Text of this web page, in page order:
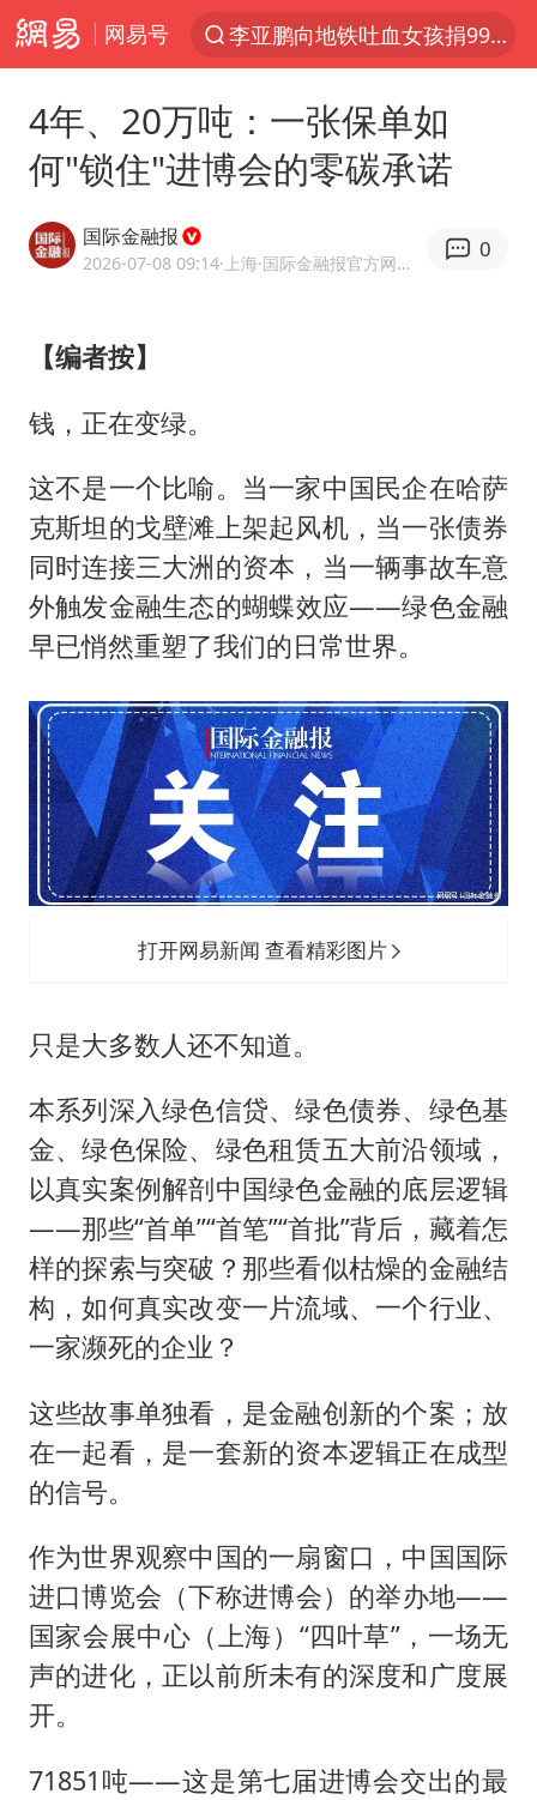
网易号
李亚鹏向地铁吐血女孩捐99999元
普京宣布多项人事调整
美股收盘：道指再创历史新高
“老头乐”悬挂“蒙H好几个8”上路
被错换37年女子起诉医院：本不需辍学
河南：领导干部要带头休假
中方公布5项对美反制措施
13岁少年白天写作业晚上夜市炒粉
四预警齐发！双台风影响多个海域
华为新款折叠屏电脑24999元起
坚持党全面领导和党中央集中统一领导
4年、20万吨：一张保单如
何"锁住"进博会的零碳承诺
国际金融报
2026-07-08 09:14·上海 ·国际金融报官方网易号
0
【编者按】
钱，正在变绿。
这不是一个比喻。当一家中国民企在哈萨
克斯坦的戈壁滩上架起风机，当一张债券
同时连接三大洲的资本，当一辆事故车意
外触发金融生态的蝴蝶效应——绿色金融
早已悄然重塑了我们的日常世界。
打开网易新闻 查看精彩图片
只是大多数人还不知道。
本系列深入绿色信贷、绿色债券、绿色基
金、绿色保险、绿色租赁五大前沿领域，
以真实案例解剖中国绿色金融的底层逻辑
——那些“首单”“首笔”“首批”背后，藏着怎
样的探索与突破？那些看似枯燥的金融结
构，如何真实改变一片流域、一个行业、
一家濒死的企业？
这些故事单独看，是金融创新的个案；放
在一起看，是一套新的资本逻辑正在成型
的信号。
作为世界观察中国的一扇窗口，中国国际
进口博览会（下称进博会）的举办地——
国家会展中心（上海）“四叶草”，一场无
声的进化，正以前所未有的深度和广度展
开。
71851吨——这是第七届进博会交出的最